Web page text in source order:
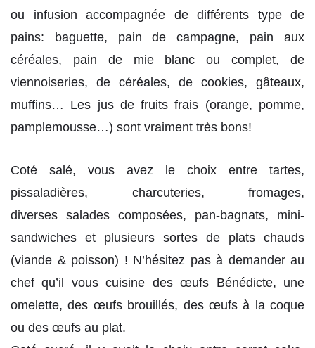
ou infusion accompagnée de différents type de
pains: baguette, pain de campagne, pain aux
céréales, pain de mie blanc ou complet, de
viennoiseries, de céréales, de cookies, gâteaux,
muffins… Les jus de fruits frais (orange, pomme,
pamplemousse…) sont vraiment très bons!
Coté salé, vous avez le choix entre tartes,
pissaladières, charcuteries, fromages,
diverses salades composées, pan-bagnats, mini-
sandwiches et plusieurs sortes de plats chauds
(viande & poisson) ! N’hésitez pas à demander au
chef qu’il vous cuisine des œufs Bénédicte, une
omelette, des œufs brouillés, des œufs à la coque
ou des œufs au plat.